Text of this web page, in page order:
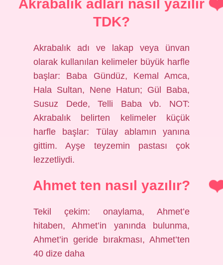
Akrabalık adları nasıl yazılır
TDK?
Akrabalık adı ve lakap veya ünvan
olarak kullanılan kelimeler büyük harfle
başlar: Baba Gündüz, Kemal Amca,
Hala Sultan, Nene Hatun; Gül Baba,
Susuz Dede, Telli Baba vb. NOT:
Akrabalık belirten kelimeler küçük
harfle başlar: Tülay ablamın yanına
gittim. Ayşe teyzemin pastası çok
lezzetliydi.
Ahmet ten nasıl yazılır?
Tekil çekim: onaylama, Ahmet’e
hitaben, Ahmet’in yanında bulunma,
Ahmet’in geride bırakması, Ahmet’ten
40 dize daha